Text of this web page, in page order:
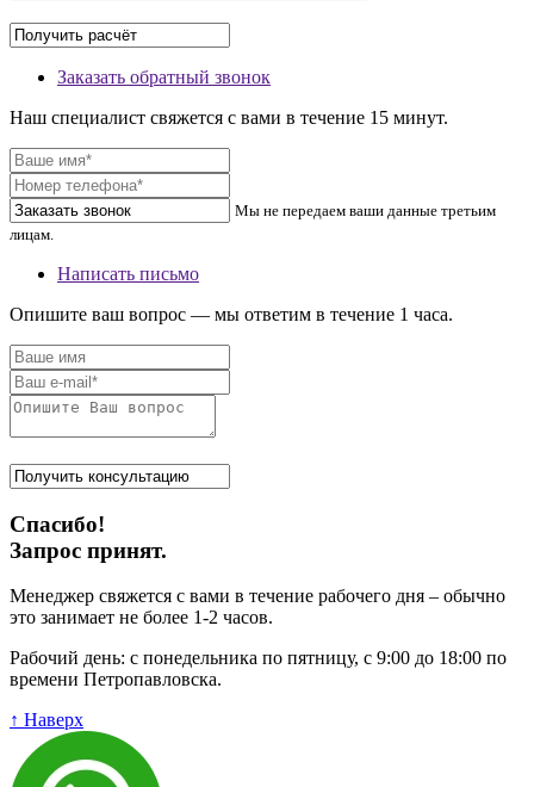
Заказать обратный звонок
Наш специалист свяжется с вами в течение 15 минут.
Мы не передаем ваши данные третьим
лицам.
Написать письмо
Опишите ваш вопрос — мы ответим в течение 1 часа.
Спасибо!
Запрос принят.
Менеджер свяжется с вами в течение рабочего дня – обычно
это занимает не более 1-2 часов.
Рабочий день: с понедельника по пятницу, с 9:00 до 18:00 по
времени Петропавловска.
↑ Наверх